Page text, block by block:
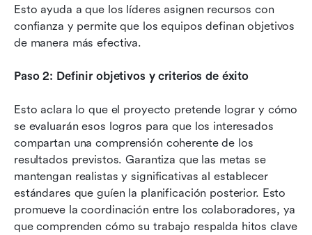
Esto ayuda a que los líderes asignen recursos con
confianza y permite que los equipos definan objetivos
de manera más efectiva.
Paso 2: Definir objetivos y criterios de éxito
Esto aclara lo que el proyecto pretende lograr y cómo
se evaluarán esos logros para que los interesados
compartan una comprensión coherente de los
resultados previstos. Garantiza que las metas se
mantengan realistas y significativas al establecer
estándares que guíen la planificación posterior. Esto
promueve la coordinación entre los colaboradores, ya
que comprenden cómo su trabajo respalda hitos clave